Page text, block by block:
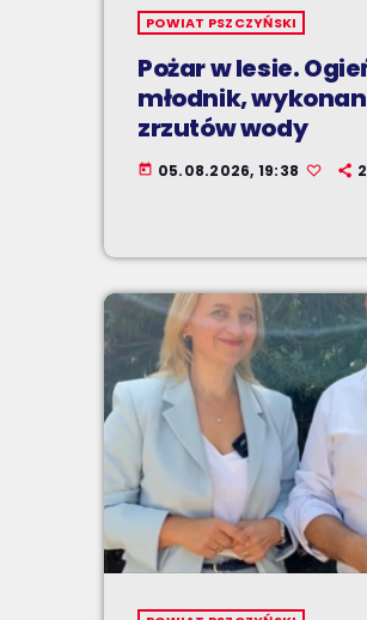
POWIAT PSZCZYŃSKI
Pożar w lesie.
młodnik,
zrzutów wody
today 05.08.2026, 19:38 2